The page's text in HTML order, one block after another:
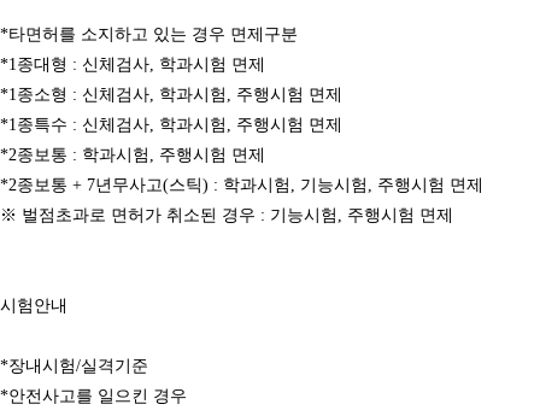
*타면허를 소지하고 있는 경우 면제구분
*1종대형 : 신체검사, 학과시험 면제
*1종소형 : 신체검사, 학과시험, 주행시험 면제
*1종특수 : 신체검사, 학과시험, 주행시험 면제
*2종보통 : 학과시험, 주행시험 면제
*2종보통 + 7년무사고(스틱) : 학과시험, 기능시험, 주행시험 면제
※ 벌점초과로 면허가 취소된 경우 : 기능시험, 주행시험 면제
시험안내
*장내시험/실격기준
*안전사고를 일으킨 경우